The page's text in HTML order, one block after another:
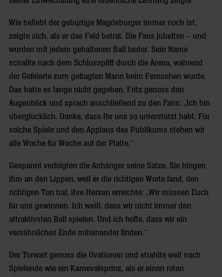
Wie beliebt der gebürtige Magdeburger immer noch ist,
zeigte sich, als er das Feld betrat. Die Fans jubelten – und
wurden mit jedem gehaltenen Ball lauter. Sein Name
schallte nach dem Schlusspfiff durch die Arena, während
der Gefeierte zum gefragten Mann beim Fernsehen wurde.
Das hatte es lange nicht gegeben. Fritz genoss den
Augenblick und sprach anschließend zu den Fans: „Ich bin
überglücklich. Danke, dass Ihr uns so unterstützt habt. Für
solche Spiele und den Applaus des Publikums stehen wir
alle Woche für Woche auf der Platte.“
Gespannt verfolgten die Anhänger seine Sätze. Sie hingen
ihm an den Lippen, weil er die richtigen Worte fand, den
richtigen Ton traf, ihre Herzen erreichte: „Wir müssen Euch
für uns gewinnen. Ich weiß, dass wir nicht immer den
attraktivsten Ball spielen. Und ich hoffe, dass wir ein
versöhnliches Ende miteinander finden.“
Der Torwart genoss die Ovationen und strahlte weit nach
Spielende wie ein Karnevalsprinz, als er einen roten